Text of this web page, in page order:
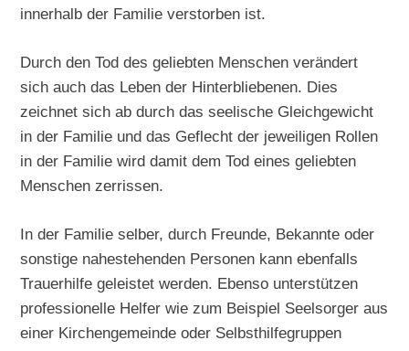
innerhalb der Familie verstorben ist.
Durch den Tod des geliebten Menschen verändert
sich auch das Leben der Hinterbliebenen. Dies
zeichnet sich ab durch das seelische Gleichgewicht
in der Familie und das Geflecht der jeweiligen Rollen
in der Familie wird damit dem Tod eines geliebten
Menschen zerrissen.
In der Familie selber, durch Freunde, Bekannte oder
sonstige nahestehenden Personen kann ebenfalls
Trauerhilfe geleistet werden. Ebenso unterstützen
professionelle Helfer wie zum Beispiel Seelsorger aus
einer Kirchengemeinde oder Selbsthilfegruppen